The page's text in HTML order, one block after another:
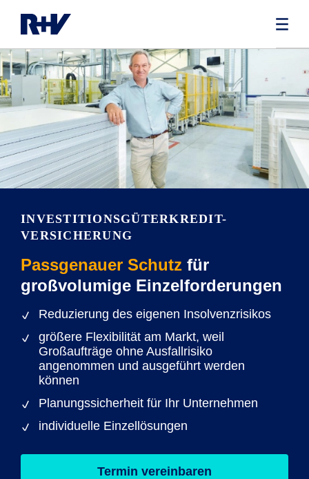
INVESTITIONSGÜTERKREDIT-
VERSICHERUNG
Passgenauer Schutz für
großvolumige Einzelforderungen
Reduzierung des eigenen Insolvenzrisikos
größere Flexibilität am Markt, weil
Großaufträge ohne Ausfallrisiko
angenommen und ausgeführt werden
können
Planungssicherheit für Ihr Unternehmen
individuelle Einzellösungen
Termin vereinbaren